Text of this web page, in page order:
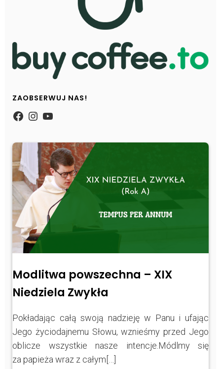
ZAOBSERWUJ NAS!
https://www.facebook.com/
Instagram
YouTube
Modlitwa powszechna – XIX
Niedziela Zwykła
Pokładając całą swoją nadzieję w Panu i ufając
Jego życiodajnemu Słowu, wznieśmy przed Jego
oblicze wszystkie nasze intencje.Módlmy się
za papieża wraz z całym[…]